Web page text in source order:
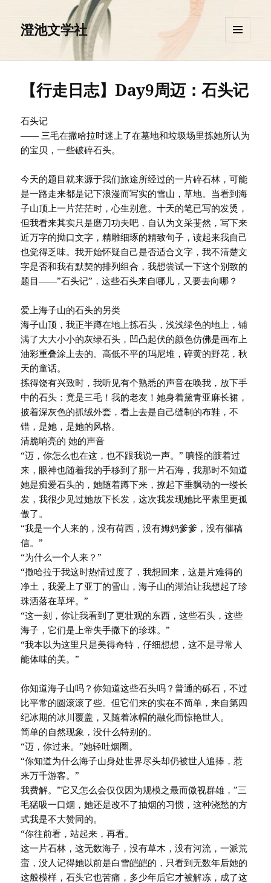
澄池文学社
挂件
【行走日志】Day9周迈：石头记
石头记
—— 三毛在撒哈拉时迷上了在墓地和垃圾场里拣她所认为
的宝贝，一些破碎石头。
今天的题目就来源于我们旅途所经过的一片碎石林，可能
是一路走来都是记下浪漫而写实的雪山，草地。当看到海
子山顶上一片茫茫时，心生别意。十天的笔已写的发烫，
但我看来其实只是磨刀功夫吧，自认为文采斐然，写下来
近万字的拗口文字，精雕细琢的精致句子，读起来我自己
也觉得乏味。我开始怀疑自己是否适合文字，我不清楚文
字是否和我有默契的排列组合，我想尝试一下这个别致的
题目——”石头记”，这些石头来自哪儿，又要去向哪？
爱上海子山的石头的另类
海子山顶，我正半蹲在地上拣石头，浅浅绿色的地上，铺
满了大大小小的灰绿石头，凹凸起伏的颜色仿佛是画布上
油彩重叠涂上去的。高低不平的玛尼堆，碎黄的野花，秋
天的童话。
拣得饶有兴致时，我听见有个熟悉的声音在唤我，放下手
中的石头：竟是三毛！我的老友！她身着黛青亚麻长裙，
披着深灰色的抓绒外套，看上去是自己缝制的布鞋，不
错，是她，是她的风格。
清脆响亮的 她的声音
“迈，你怎么也在这，也不跟我说一声。” 嗔怪的踱着过
来，眼神也随着我的手移到了那一片石海，我那时不知道
她是痴爱石头的，她随着蹲下来，撩起下垂飘动的一缕长
发，我很少见过她放下长发，这次我发现她比平素里更孤
傲了。
“我是一个人来的，没有荷西，没有姆妈爹爹，没有催稿
信。”
“为什么一个人来？”
“撒哈拉于我这时热情过度了，我想回来，这是片难得的
净土，我爱上了亚丁的雪山，海子山的湖泊让我想起了珍
珠洒落在草坪。”
“这一刻，你让我看到了更壮观的东西，这些石头，这些
海子，它们是上帝失手撒下的珍珠。”
“我本以为这里只是美得奇特，仔细想想，这不是寻常人
能体味的美。”
你知道海子山吗？你知道这些石头吗？普通的砾石，不过
比平常的圆滚滚了些。但它们来的实在不简单，来自第四
纪冰期的冰川覆盖，又随着冰帽的融化而惊艳世人。
简单的自然现象，没什么特别的。
“迈，你过来。”她轻吐烟圈。
“你知道为什么海子山身处世界尽头却仍被世人追捧，惹
来万千游客。”
我费解。”它又怎么会仅仅因为规模之最而傲视群雄，”三
毛猛吸一口烟，她还是改不了抽烟的习惯，这种浇愁的方
式我是不大赞同的。
“你往前看，站起来，再看。
这一片石林，这无数海子，没有草木，没有河流，一派荒
蛮，没人记得她以前是白雪皑皑的，只看到无数年后她的
这般模样，石头它也苦痛，多少年后它才被解冻，成了这